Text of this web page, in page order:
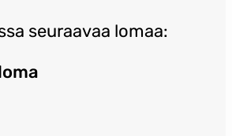
seuraavaa lomaa: